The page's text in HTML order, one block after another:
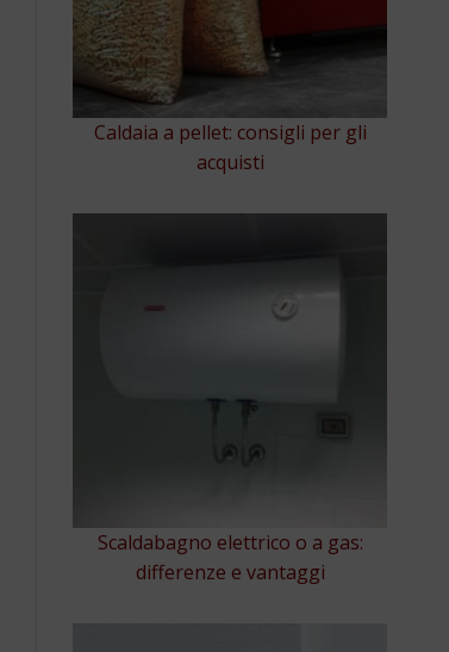
Caldaia a pellet: consigli per gli
acquisti
Scaldabagno elettrico o a gas:
differenze e vantaggi